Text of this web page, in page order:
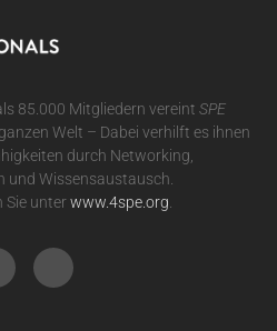
85.000 Mitgliedern vereint SPE
Welt – Dabei verhilft es ihnen
durch Networking,
und Wissensaustausch.
Sie unterwww.4spe.org.